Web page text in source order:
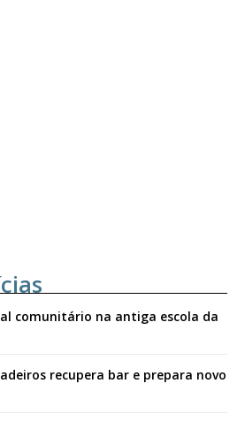
comunitário na antiga escola da
recupera bar e prepara novo